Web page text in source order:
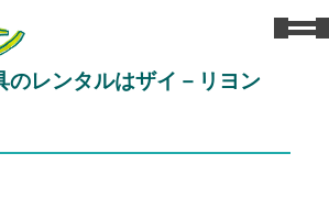
のレンタルはザイ－リヨン